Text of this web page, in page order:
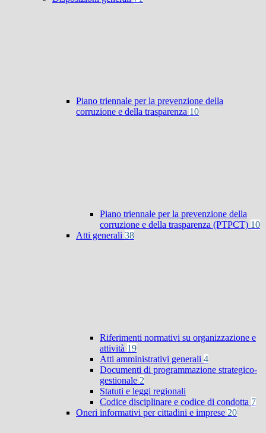
Piano triennale per la prevenzione della
corruzione e della trasparenza 10
Piano triennale per la prevenzione della
corruzione e della trasparenza (PTPCT) 10
Atti generali 38
Riferimenti normativi su organizzazione e
attività 19
Atti amministrativi generali 4
Documenti di programmazione strategico-
gestionale 2
Statuti e leggi regionali
Codice disciplinare e codice di condotta 7
Oneri informativi per cittadini e imprese 20